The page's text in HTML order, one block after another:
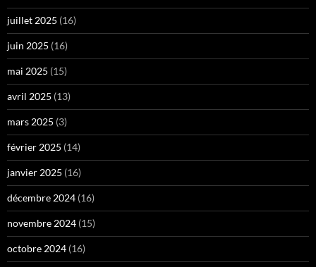
juillet 2025 (16)
juin 2025 (16)
mai 2025 (15)
avril 2025 (13)
mars 2025 (3)
février 2025 (14)
janvier 2025 (16)
décembre 2024 (16)
novembre 2024 (15)
octobre 2024 (16)